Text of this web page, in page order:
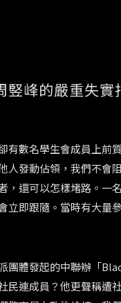
竪峰的嚴重失實
有數名學生會成員上前
人發動佔領，我們不會
，還可以怎樣堵路。
立即跟隨。當時有大
團體發起的中聯辦「
民連成員？他更聲稱遭